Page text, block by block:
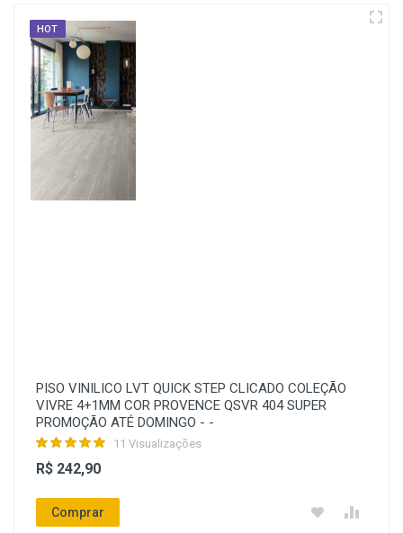
HOT
PISO VINILICO LVT QUICK STEP CLICADO COLEÇÃO
VIVRE 4+1MM COR PROVENCE QSVR 404 SUPER
PROMOÇÃO ATÉ DOMINGO - -
11 Visualizações
R$ 242,90
Comprar